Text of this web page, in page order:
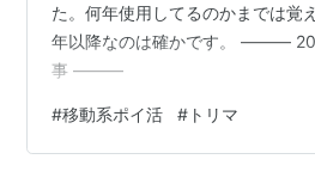
た。何年使用してるのかまでは覚
年以降なのは確かです。 ―――
事 ―――
#移動系ポイ活 # トリマ